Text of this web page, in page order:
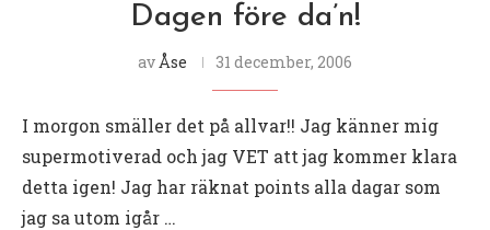
Dagen före da’n!
av Åse 31 december, 2006
I morgon smäller det på allvar!! Jag känner mig
supermotiverad och jag VET att jag kommer klara
detta igen! Jag har räknat points alla dagar som
jag sa utom igår …